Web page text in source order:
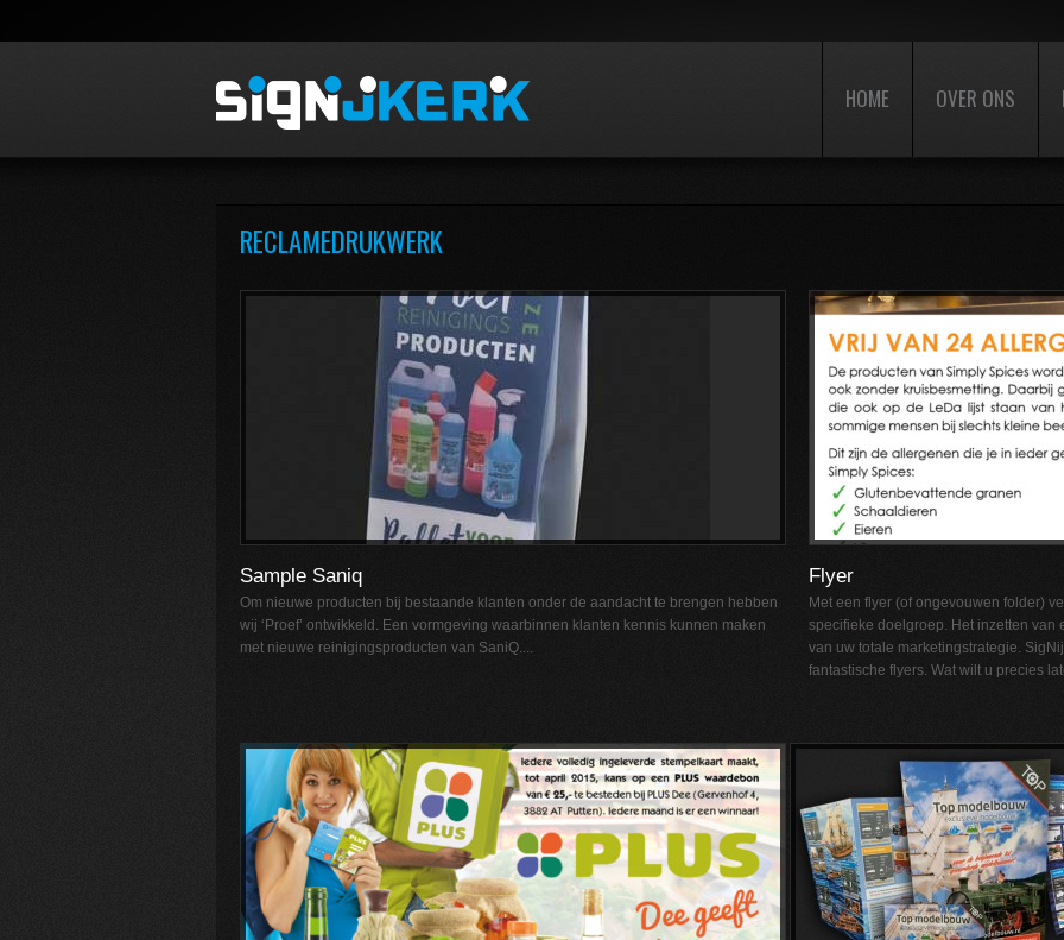
HOME OVER ONS
RECLAMEDRUKWERK
Sample Saniq
Om nieuwe producten bij bestaande klanten onder de aandacht te brengen hebben
wij ‘Proef’ ontwikkeld. Een vormgeving waarbinnen klanten kennis kunnen maken
met nieuwe reinigingsproducten van SaniQ....
Flyer
Met een flyer (of ongevouwen folder)
specifieke doelgroep. Het inzetten van
van uw totale marketingstrategie.
fantastische flyers. Wat wilt u precies